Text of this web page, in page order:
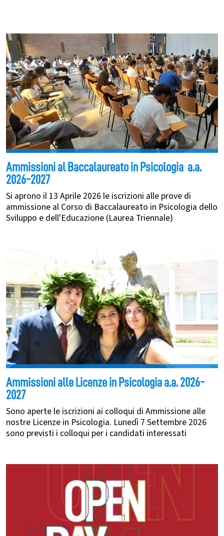
Ammissioni al Baccalaureato in Psicologia a.a.
2026-2027
Si aprono il 13 Aprile 2026 le iscrizioni alle prove di
ammissione al Corso di Baccalaureato in Psicologia dello
Sviluppo e dell'Educazione (Laurea Triennale)
Ammissioni alle Licenze in Psicologia a.a. 2026-
2027
Sono aperte le iscrizioni ai colloqui di Ammissione alle
nostre Licenze in Psicologia. Lunedì 7 Settembre 2026
sono previsti i colloqui per i candidati interessati